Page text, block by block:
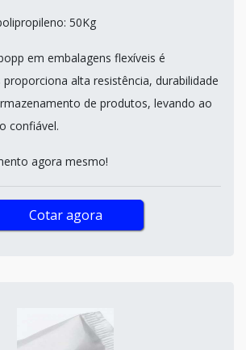
50Kg
em embalagens flexíveis é
alta resistência, durabilidade
de produtos, levando ao
confiável.
agora mesmo!
Cotar agora